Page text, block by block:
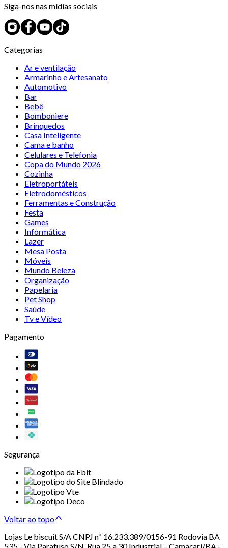
Siga-nos nas mídias sociais
Categorias
Ar e ventilação
Armarinho e Artesanato
Automotivo
Bar
Bebê
Bomboniere
Brinquedos
Casa Inteligente
Cama e banho
Celulares e Telefonia
Copa do Mundo 2026
Cozinha
Eletroportáteis
Eletrodomésticos
Ferramentas e Construção
Festa
Games
Informática
Lazer
Mesa Posta
Móveis
Mundo Beleza
Organização
Papelaria
Pet Shop
Saúde
Tv e Vídeo
Pagamento
Segurança
Voltar ao topo
Lojas Le biscuit S/A CNPJ nº 16.233.389/0156-91 Rodovia BA